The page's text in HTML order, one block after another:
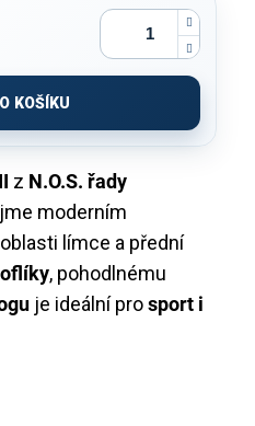
z N.O.S. řady
moderním
límce a přední
, pohodlnému
je ideální prosport i
KOŠÍKU